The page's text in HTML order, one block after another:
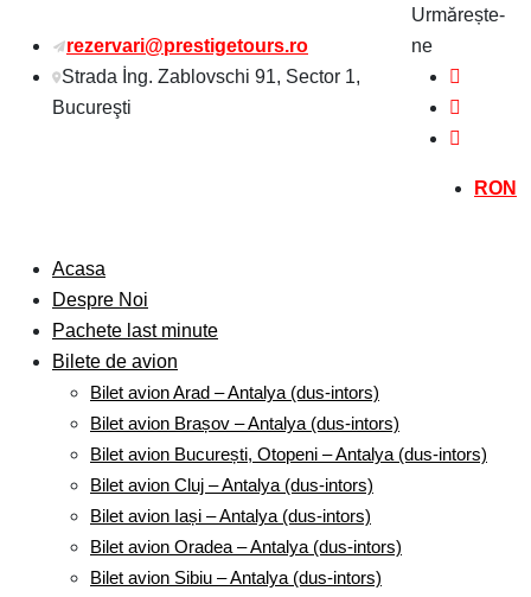
conținut
rezervari@prestigetours.ro
Strada İng. Zablovschi 91, Sector 1,
Bucureşti
Urmărește-
ne
RON
Acasa
Despre Noi
Pachete last minute
Bilete de avion
Bilet avion Arad – Antalya (dus-intors)
Bilet avion Brașov – Antalya (dus-intors)
Bilet avion București, Otopeni – Antalya (dus-intors)
Bilet avion Cluj – Antalya (dus-intors)
Bilet avion Iași – Antalya (dus-intors)
Bilet avion Oradea – Antalya (dus-intors)
Bilet avion Sibiu – Antalya (dus-intors)